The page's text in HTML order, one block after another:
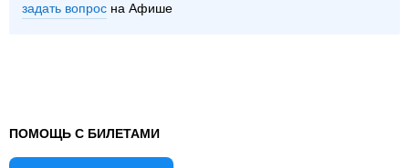
задать вопрос на Афише
ПОМОЩЬ С БИЛЕТАМИ